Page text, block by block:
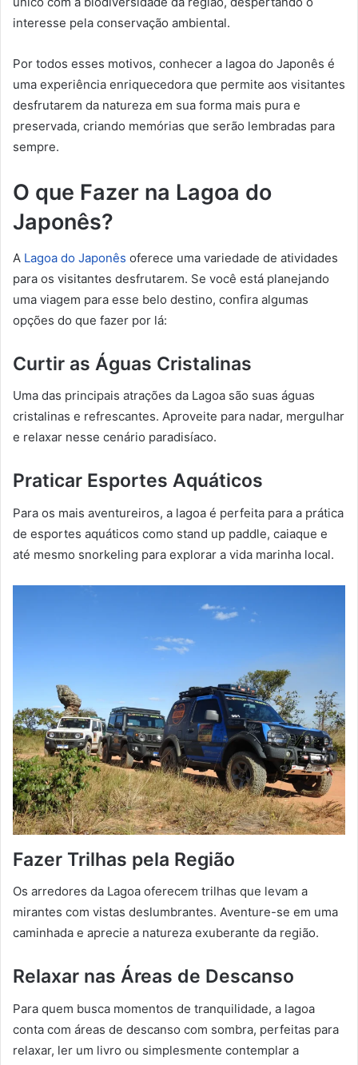
interesse pela conservação ambiental.
Por todos esses motivos, conhecer a lagoa do Japonês é
uma experiência enriquecedora que permite aos visitantes
desfrutarem da natureza em sua forma mais pura e
preservada, criando memórias que serão lembradas para
sempre.
O que Fazer na Lagoa do
Japonês?
A Lagoa do Japonês oferece uma variedade de atividades
para os visitantes desfrutarem. Se você está planejando
uma viagem para esse belo destino, confira algumas
opções do que fazer por lá:
Curtir as Águas Cristalinas
Uma das principais atrações da Lagoa são suas águas
cristalinas e refrescantes. Aproveite para nadar, mergulhar
e relaxar nesse cenário paradisíaco.
Praticar Esportes Aquáticos
Para os mais aventureiros, a lagoa é perfeita para a prática
de esportes aquáticos como stand up paddle, caiaque e
até mesmo snorkeling para explorar a vida marinha local.
Fazer Trilhas pela Região
Os arredores da Lagoa oferecem trilhas que levam a
mirantes com vistas deslumbrantes. Aventure-se em uma
caminhada e aprecie a natureza exuberante da região.
Relaxar nas Áreas de Descanso
Para quem busca momentos de tranquilidade, a lagoa
conta com áreas de descanso com sombra, perfeitas para
relaxar, ler um livro ou simplesmente contemplar a